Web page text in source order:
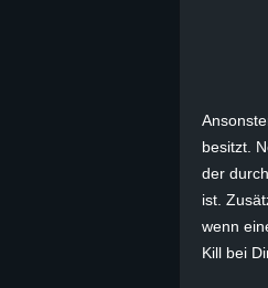
o
!
besitzt.
der
ist.
wenn
Kill bei